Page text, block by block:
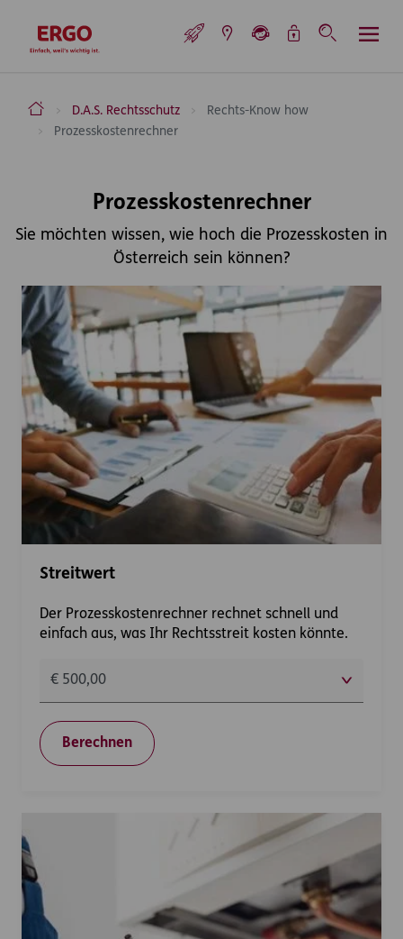
zur Startseite
ERGO Versicherung Aktiengesellschaft
D.A.S. Rechtsschutz
Rechts-Know how
Prozesskostenrechner
Prozesskostenrechner
Sie möchten wissen, wie hoch die Prozesskosten in
Österreich sein können?
Streitwert
Der Prozesskostenrechner rechnet schnell und
einfach aus, was Ihr Rechtsstreit kosten könnte.
Berechnen